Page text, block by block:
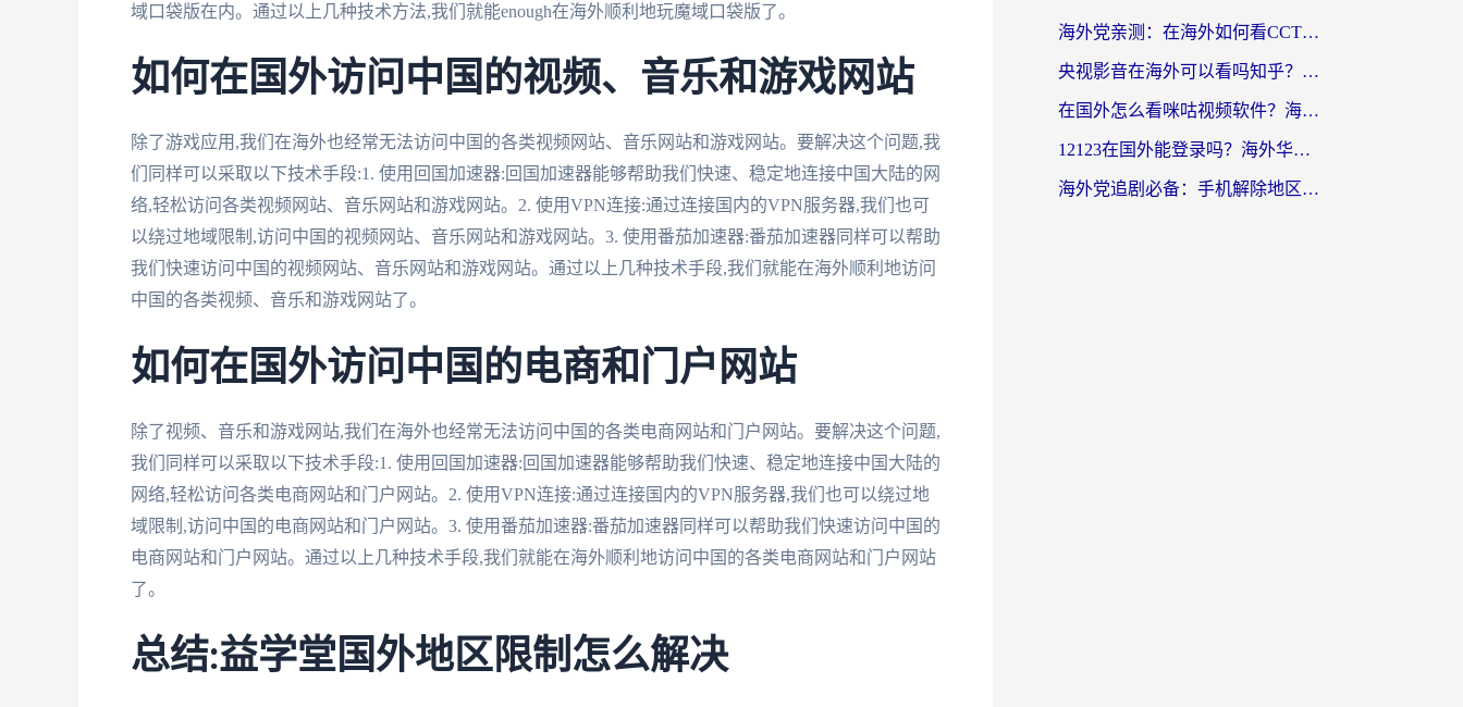
域口袋版在内。通过以上几种技术方法,我们就能enough在海外顺利地玩魔域口袋版了。
如何在国外访问中国的视频、音乐和游戏网站
除了游戏应用,我们在海外也经常无法访问中国的各类视频网站、音乐网站和游戏网站。要解决这个问题,我
们同样可以采取以下技术手段:1. 使用回国加速器:回国加速器能够帮助我们快速、稳定地连接中国大陆的网
络,轻松访问各类视频网站、音乐网站和游戏网站。2. 使用VPN连接:通过连接国内的VPN服务器,我们也可
以绕过地域限制,访问中国的视频网站、音乐网站和游戏网站。3. 使用番茄加速器:番茄加速器同样可以帮助
我们快速访问中国的视频网站、音乐网站和游戏网站。通过以上几种技术手段,我们就能在海外顺利地访问
中国的各类视频、音乐和游戏网站了。
如何在国外访问中国的电商和门户网站
除了视频、音乐和游戏网站,我们在海外也经常无法访问中国的各类电商网站和门户网站。要解决这个问题,
我们同样可以采取以下技术手段:1. 使用回国加速器:回国加速器能够帮助我们快速、稳定地连接中国大陆的
网络,轻松访问各类电商网站和门户网站。2. 使用VPN连接:通过连接国内的VPN服务器,我们也可以绕过地
域限制,访问中国的电商网站和门户网站。3. 使用番茄加速器:番茄加速器同样可以帮助我们快速访问中国的
电商网站和门户网站。通过以上几种技术手段,我们就能在海外顺利地访问中国的各类电商网站和门户网站
了。
总结:益学堂国外地区限制怎么解决
海外党亲测：在海外如何看CCTV？告别“仅限大陆播放”的实用指南
央视影音在海外可以看吗知乎？留学生亲测：3步解决地域限制+追剧自由
在国外怎么看咪咕视频软件？海外党亲测有效的回国加速方案
12123在国外能登录吗？海外华人必看的回国加速实用指南
海外党追剧必备：手机解除地区限制app怎么选？解决央视视频&国内剧地区限制全指南